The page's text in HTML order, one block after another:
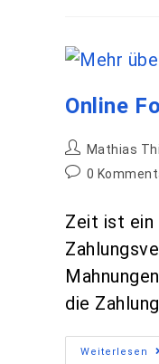
Online
Mathias
0
Zeit ist ein
die
Weiterlesen